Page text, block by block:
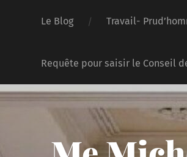
Le Blog Travail-
Requête pour saisir le Conseil